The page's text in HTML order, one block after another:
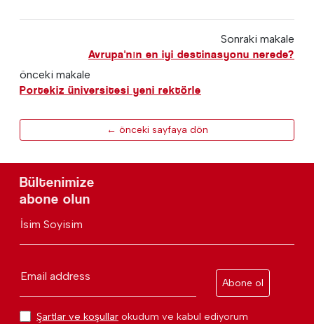
Sonraki makale
Avrupa'nın en iyi destinasyonu nerede?
önceki makale
Portekiz üniversitesi yeni rektörle
← önceki sayfaya dön
Bültenimize
abone olun
İsim Soyisim
Email address
Abone ol
Şartlar ve koşullar okudum ve kabul ediyorum